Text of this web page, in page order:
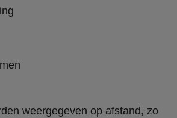
weergegeven op afstand, zo